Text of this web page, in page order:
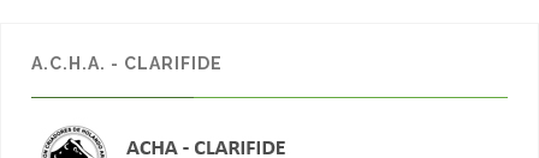
A.C.H.A. - CLARIFIDE